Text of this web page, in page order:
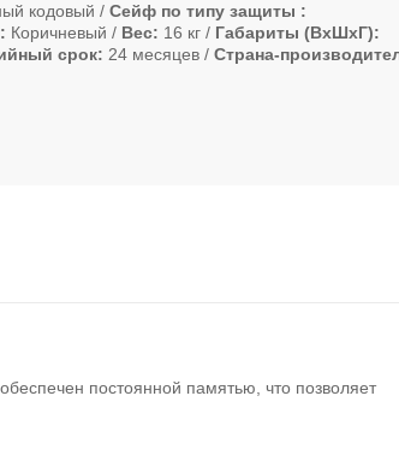
кодовый
Сейф по типу защиты
Коричневый Вес 16 кг
Габариты (ВxШxГ)
срок 24 месяцев
Страна-
постоянной памятью, что позволяет